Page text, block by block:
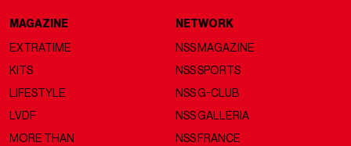
MAGAZINE
EXTRATIME
KITS
LIFESTYLE
LVDF
MORE THAN
NETWORK
NSS MAGAZINE
NSS SPORTS
NSS G-CLUB
NSS GALLERIA
NSS FRANCE